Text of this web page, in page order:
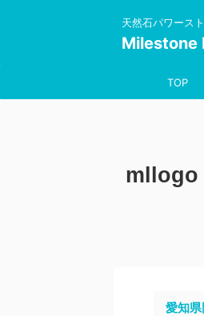
天然石パワース
Milestone
TOP
mllogo
愛知